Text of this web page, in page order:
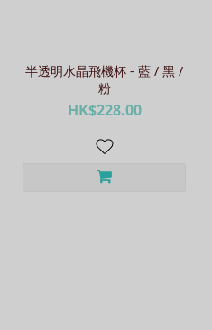
半透明水晶飛機杯 - 藍 / 黑 /
粉
HK$228.00